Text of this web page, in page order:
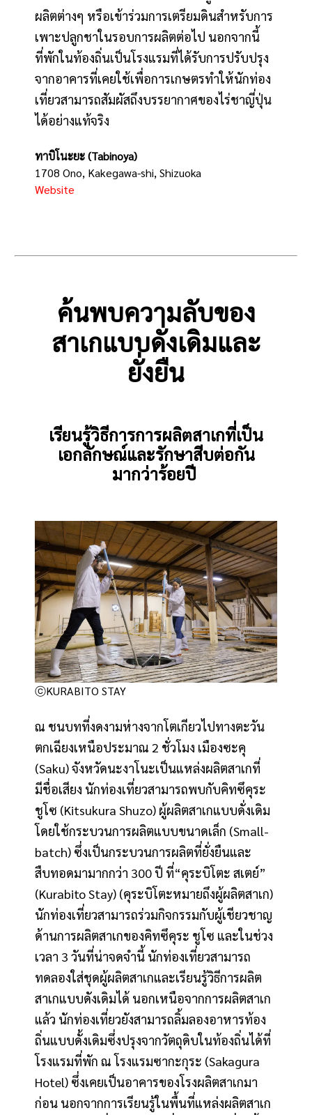
ผลิตต่างๆ หรือเข้าร่วมการเตรียมดินสำหรับการ
เพาะปลูกชาในรอบการผลิตต่อไป นอกจากนี้
ที่พักในท้องถิ่นเป็นโรงแรมที่ได้รับการปรับปรุง
จากอาคารที่เคยใช้เพื่อการเกษตรทำให้นักท่อง
เที่ยวสามารถสัมผัสถึงบรรยากาศของไร่ชาญี่ปุ่น
ได้อย่างแท้จริง
ทาบิโนะยะ (Tabinoya)
1708 Ono, Kakegawa-shi, Shizuoka
Website
ค้นพบความลับของ
สาเกแบบดั่งเดิมและ
ยั่งยืน
เรียนรู้วิธีการการผลิตสาเกที่เป็น
เอกลักษณ์และรักษาสีบต่อกัน
มากว่าร้อยปี
ⓒKURABITO STAY
ณ ชนบทที่งดงามห่างจากโตเกียวไปทางตะวัน
ตกเฉียงเหนือประมาณ 2 ชั่วโมง เมืองซะคุ
(Saku) จังหวัดนะงาโนะเป็นแหล่งผลิตสาเกที่
มีชื่อเสียง นักท่องเที่ยวสามารถพบกับคิทซึคุระ
ชูโซ (Kitsukura Shuzo) ผู้ผลิตสาเกแบบดั่งเดิม
โดยใช้กระบวนการผลิตแบบขนาดเล็ก (Small-
batch) ซึ่งเป็นกระบวนการผลิตที่ยั่งยืนและ
สืบทอดมามากกว่า 300 ปี ที่“คุระบิโตะ สเตย์”
(Kurabito Stay) (คุระบิโตะหมายถึงผู้ผลิตสาเก)
นักท่องเที่ยวสามารถร่วมกิจกรรมกับผู้เชียวชาญ
ด้านการผลิตสาเกของคิทซึคุระ ชูโซ และในช่วง
เวลา 3 วันที่น่าจดจำนี้ นักท่องเที่ยวสามารถ
ทดลองใส่ชุดผู้ผลิตสาเกและเรียนรู้วิธีการผลิต
สาเกแบบดังเดิมได้ นอกเหนือจากการผลิตสาเก
แล้ว นักท่องเที่ยวยังสามารถลิ้มลองอาหารท้อง
ถิ่นแบบดั้งเดิมซึ่งปรุงจากวัตถุดิบในท้องถิ่นได้ที่
โรงแรมที่พัก ณ โรงแรมซากะกุระ (Sakagura
Hotel) ซึ่งเคยเป็นอาคารของโรงผลิตสาเกมา
ก่อน นอกจากการเรียนรู้ในพื้นที่แหล่งผลิตสาเก